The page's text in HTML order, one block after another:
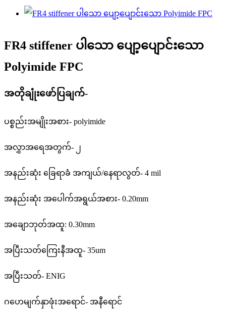
FR4 stiffener ပါသော ပျော့ပျောင်းသော
Polyimide FPC
အတိုချုံးဖော်ပြချက်-
ပစ္စည်းအမျိုးအစား- polyimide
အလွှာအရေအတွက်- ၂
အနည်းဆုံး ခြေရာခံ အကျယ်/နေရာလွတ်- 4 mil
အနည်းဆုံး အပေါက်အရွယ်အစား- 0.20mm
အချောဘုတ်အထူ: 0.30mm
အပြီးသတ်ကြေးနီအထူ- 35um
အပြီးသတ်- ENIG
ဂဟေမျက်နှာဖုံးအရောင်- အနီရောင်